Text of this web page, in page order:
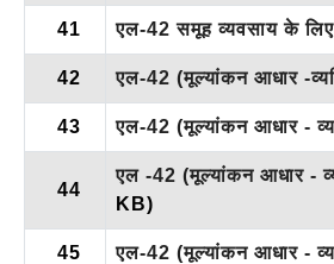
41 एल-42 समूह व्यवसाय के
42 एल-42 (मूल्यांकन आधार -
43 एल-42 (मूल्यांकन आधार -
44
एल -42 (मूल्यांकन आधार -
KB)
45 एल-42 (मूल्यांकन आधार -